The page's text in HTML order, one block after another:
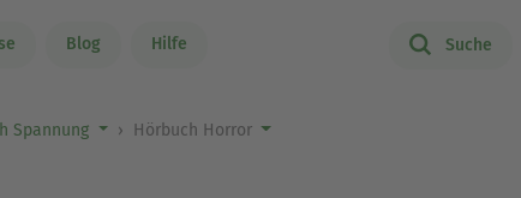
Blog Hilfe Suche
Spannung Hörbuch Horror